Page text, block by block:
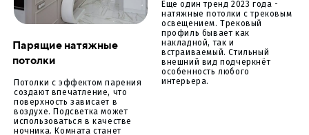
Парящие натяжные
потолки
Потолки с эффектом парения
создают впечатление, что
поверхность зависает в
воздухе. Подсветка может
использоваться в качестве
ночника. Комната станет
Еще один тренд 2023 года -
натяжные потолки с трековым
освещением. Трековый
профиль бывает как
накладной, так и
встраиваемый. Стильный
внешний вид подчеркнёт
особенность любого
интерьера.